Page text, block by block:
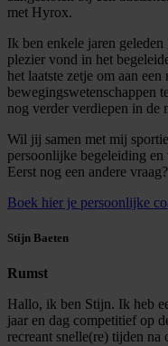
met Hyrox.
Ik ben enkele jaren
plezier vond in het
het laatste zetje om aan
bewegingswetenschappen
nog verder verdiepen in de
Wil jij samen met mij
persoonlijke begeleiding
Eerst nog een andere
Boek hier je persoonlijke
Stijn Baeten
Rumst
Hallo, ik ben Stijn. Ik heb
jaar en dag competitief op
recreant snelle(re) tijden na